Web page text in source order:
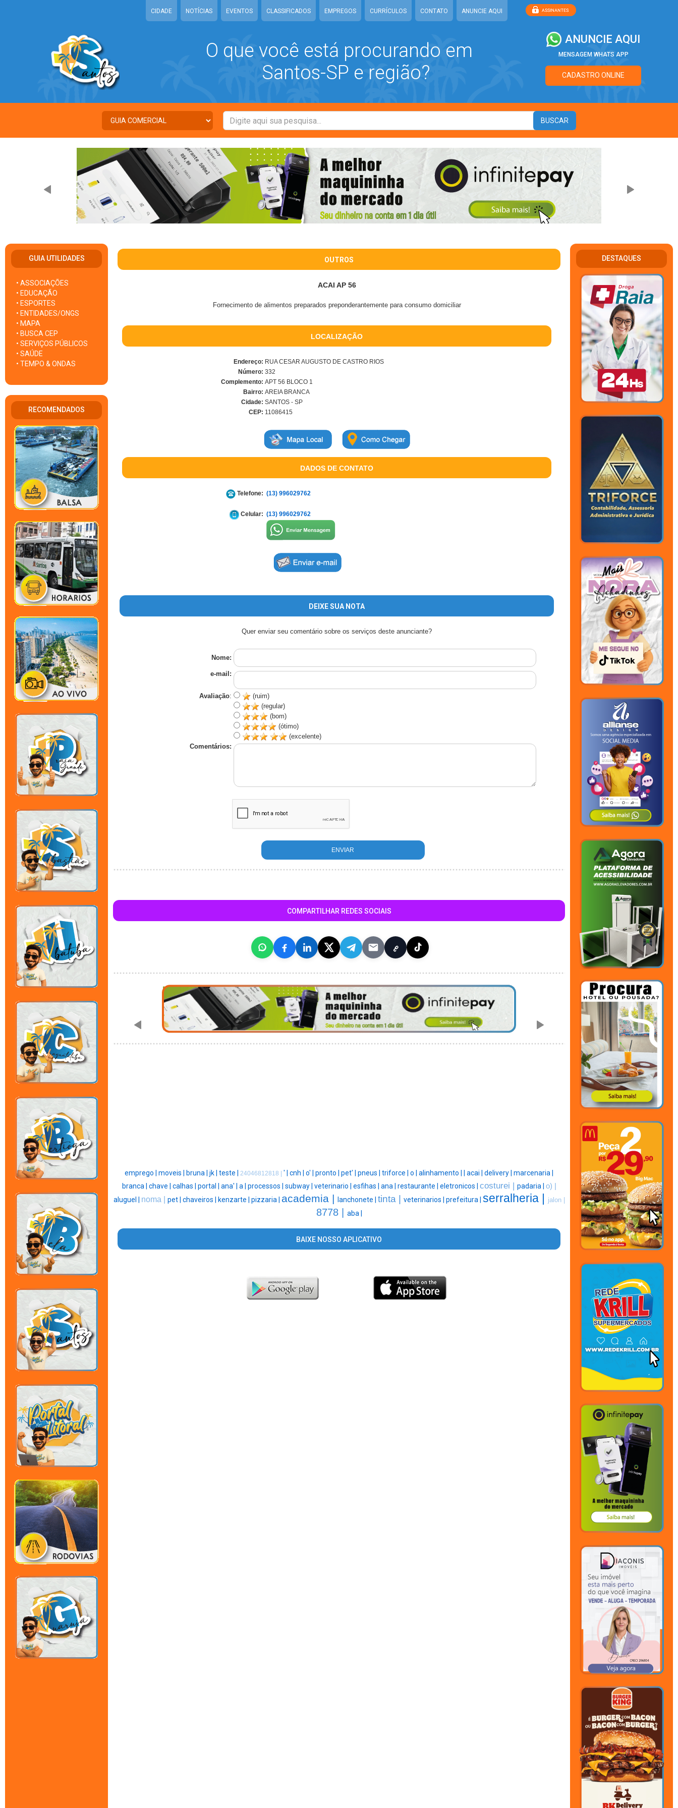
CIDADE NOTÍCIAS EVENTOS CLASSIFICADOS EMPREGOS CURRÍCULOS CONTATO ANUNCIE AQUI
O que você está procurando em
Santos-SP e região?
ANUNCIE AQUI
MENSAGEM WHATS APP
CADASTRO ONLINE
GUIA UTILIDADES
• ASSOCIAÇÕES
• EDUCAÇÃO
• ESPORTES
• ENTIDADES/ONGS
• MAPA
• BUSCA CEP
• SERVIÇOS PÚBLICOS
• SAÚDE
• TEMPO & ONDAS
RECOMENDADOS
OUTROS
ACAI AP 56
Fornecimento de alimentos preparados preponderantemente para consumo domiciliar
LOCALIZAÇÃO
Endereço: RUA CESAR AUGUSTO DE CASTRO RIOS
Número: 332
Complemento: APT 56 BLOCO 1
Bairro: AREIA BRANCA
Cidade: SANTOS - SP
CEP: 11086415
DADOS DE CONTATO
Telefone: (13) 996029762
Celular: (13) 996029762
DEIXE SUA NOTA
Quer enviar seu comentário sobre os serviços deste anunciante?
Nome:
e-mail:
Avaliação:
(ruim)
(regular)
(bom)
(ótimo)
(excelente)
Comentários:
COMPARTILHAR REDES SOCIAIS
emprego | moveis | bruna | jk | teste | 24046812818 | ' | cnh | o' | pronto | pet' | pneus | triforce | o | alinhamento | acai | delivery | marcenaria |
branca | chave | calhas | portal | ana' | a | processos | subway | veterinario | esfihas | ana | restaurante | eletronicos | costurei | padaria | o) |
aluguel | noma | pet | chaveiros | kenzarte | pizzaria | academia | lanchonete | tinta | veterinarios | prefeitura | serralheria | jalon |
8778 | aba |
BAIXE NOSSO APLICATIVO
DESTAQUES